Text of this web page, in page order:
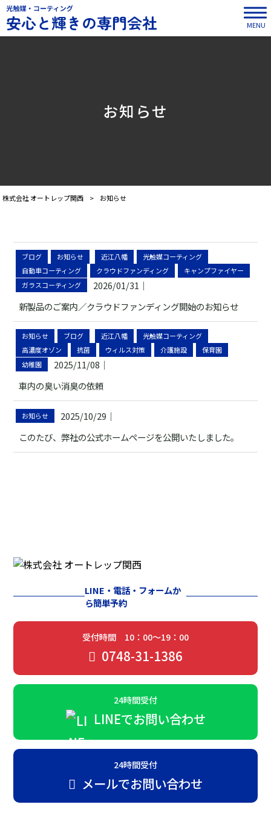
MENU
お知らせ
株式会社 オートレップ関西 > お知らせ
ブログ お知らせ 近江八幡
光触媒コーティング
自動車コーティング
クラウドファンディング
キャンプファイヤー
ガラスコーティング
2026/01/31 ｜
新製品のご案内／クラウドファンディング開始のお知らせ
お知らせ ブログ 近江八幡
光触媒コーティング
高濃度オゾン
抗菌 ウィルス対策 介護施設
保育園
幼稚園
2025/11/08 ｜
車内の臭い消臭の依頼
お知らせ 2025/10/29 ｜
このたび、弊社の公式ホームページを公開いたしました。
LINE・電話・フォームか
ら簡単予約
受付時間 10：00～19：00
0748-31-1386
24時間受付
LINEでお問い合わせ
24時間受付
メールでお問い合わせ